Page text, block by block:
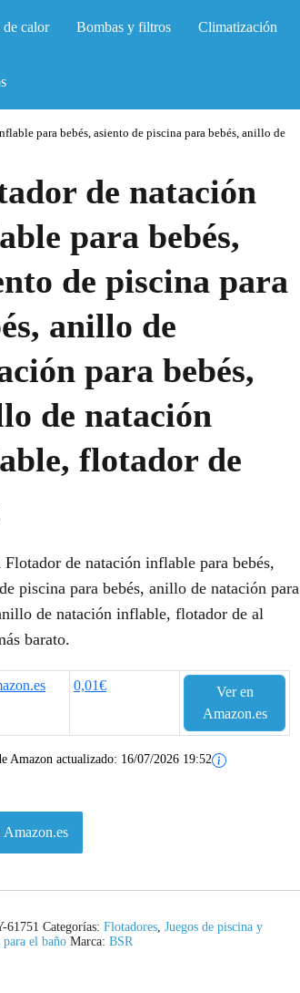
calor Bombas y filtros Climatización
para bebés, asiento de piscina para bebés, anillo de
de natación
para bebés,
de piscina para
anillo de
para bebés,
de natación
flotador de
Flotador de natación inflable para bebés,
piscina para bebés, anillo de natación para
de natación inflable, flotador de al
barato.
0,01€
Ver en
Amazon.es
Amazon actualizado: 16/07/2026 19:52
Amazon.es
61751 Categorías: Flotadores, Juegos de piscina y
para el baño Marca: BSR